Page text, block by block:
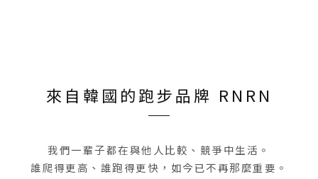
來自韓國的跑步品牌 RNRN
我們一輩子都在與他人比較、競爭中生活。
誰爬得更高、誰跑得更快，如今已不再那麼重要。